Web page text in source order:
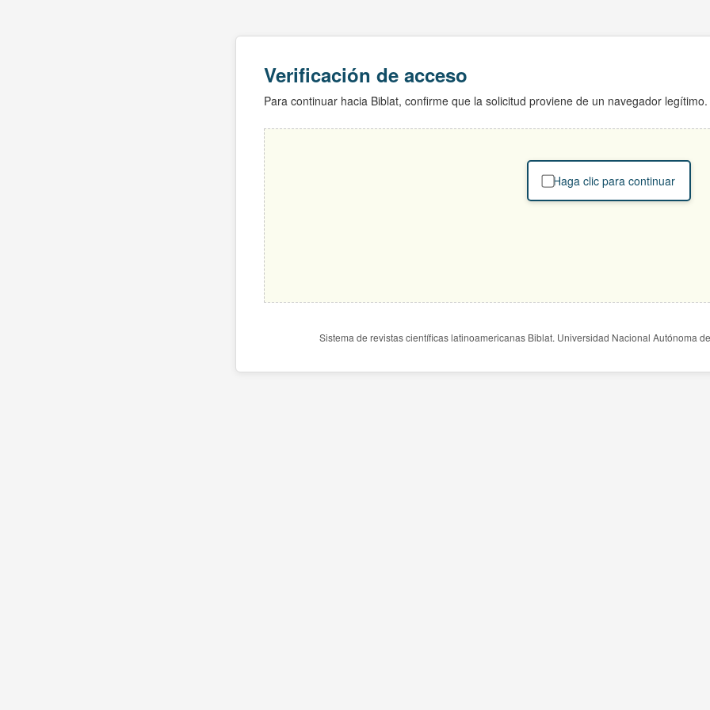
Verificación de acceso
Para continuar hacia Biblat, confirme que la solicitud proviene de un navegador legítimo.
Haga clic para continuar
Sistema de revistas científicas latinoamericanas Biblat. Universidad Nacional Autónoma